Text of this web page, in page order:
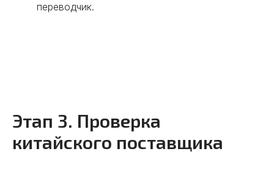
переводчик.
Этап 3. Проверка
китайского поставщика